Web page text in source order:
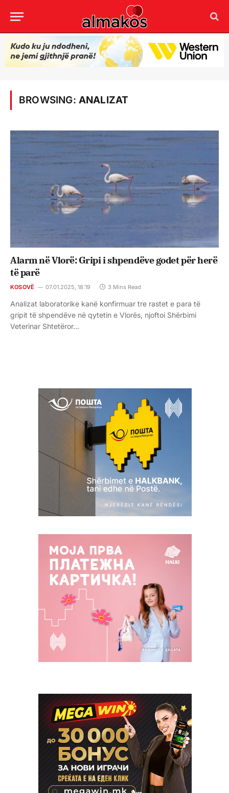
BROWSING: ANALIZAT
Alarm në Vlorë: Gripi i shpendëve godet për herë
të parë
KOSOVË 07.01.2025, 18:19 3 Mins Read
Analizat laboratorike kanë konfirmuar tre rastet e para të
gripit të shpendëve në qytetin e Vlorës, njoftoi Shërbimi
Veterinar Shtetëror…